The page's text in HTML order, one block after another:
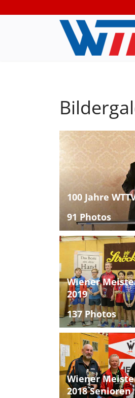
100 Jahre
91 Photos
Wiener
2019
137 Photos
Wiener
2018 Senioren